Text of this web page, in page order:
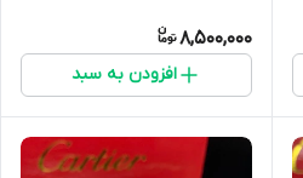
8,500,000
افزودن به سبد